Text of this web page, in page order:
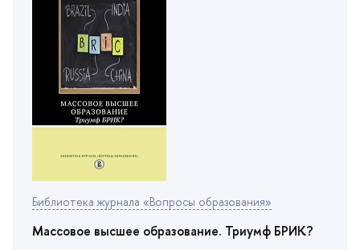
Библиотека журнала «Вопросы образования»
Массовое высшее образование. Триумф БРИК?